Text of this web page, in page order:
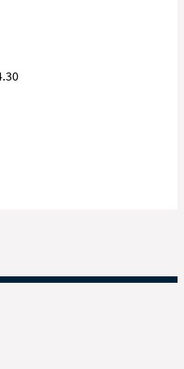
lige så godt,
Aalborg Øst